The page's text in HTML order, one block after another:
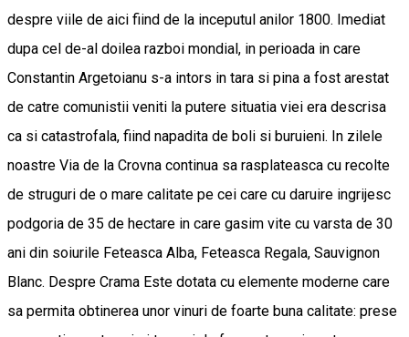
despre viile de aici fiind de la inceputul anilor 1800. Imediat
dupa cel de-al doilea razboi mondial, in perioada in care
Constantin Argetoianu s-a intors in tara si pina a fost arestat
de catre comunistii veniti la putere situatia viei era descrisa
ca si catastrofala, fiind napadita de boli si buruieni. In zilele
noastre Via de la Crovna continua sa rasplateasca cu recolte
de struguri de o mare calitate pe cei care cu daruire ingrijesc
podgoria de 35 de hectare in care gasim vite cu varsta de 30
ani din soiurile Feteasca Alba, Feteasca Regala, Sauvignon
Blanc. Despre Crama Este dotata cu elemente moderne care
sa permita obtinerea unor vinuri de foarte buna calitate: prese